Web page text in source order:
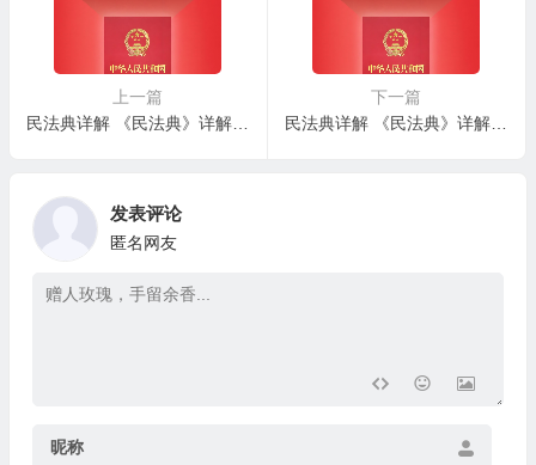
上一篇
民法典详解 《民法典》详解 – 第二百条：期间计算标准
下一篇
民法典详解 《民法典》详解 – 第二百零二条：按照年、月期间计算方法
发表评论
匿名网友
昵称